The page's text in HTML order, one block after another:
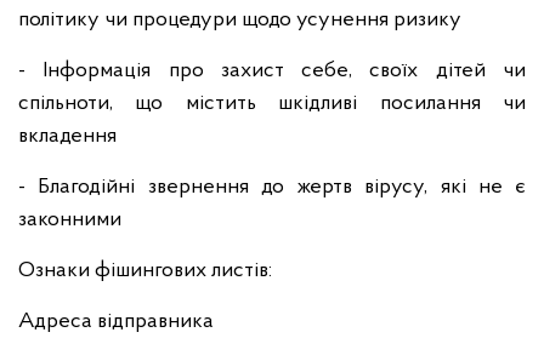
політику чи процедури щодо усунення ризику
- Інформація про захист себе, своїх дітей чи
спільноти, що містить шкідливі посилання чи
вкладення
- Благодійні звернення до жертв вірусу, які не є
законними
Ознаки фішингових листів:
Адреса відправника